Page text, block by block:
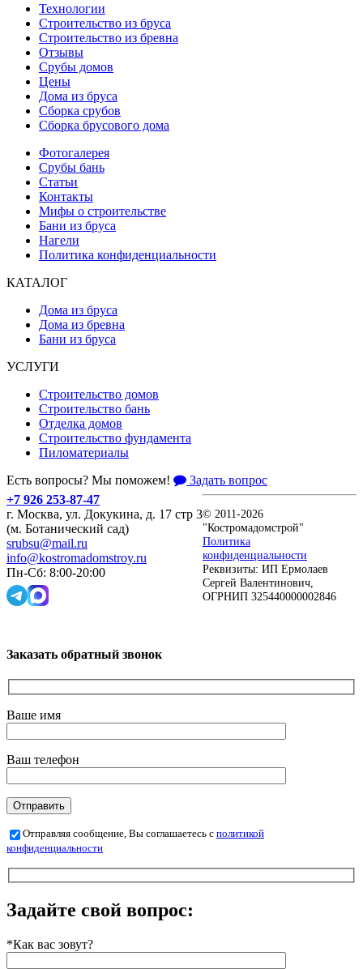
Технологии
Строительство из бруса
Строительство из бревна
Отзывы
Срубы домов
Цены
Дома из бруса
Сборка срубов
Сборка брусового дома
Фотогалерея
Срубы бань
Статьи
Контакты
Мифы о строительстве
Бани из бруса
Нагели
Политика конфиденциальности
КАТАЛОГ
Дома из бруса
Дома из бревна
Бани из бруса
УСЛУГИ
Строительство домов
Строительство бань
Отделка домов
Строительство фундамента
Пиломатериалы
Есть вопросы? Мы поможем!
Задать вопрос
+7 926 253-87-47
г. Москва, ул. Докукина, д. 17 стр 3
(м. Ботанический сад)
srubsu@mail.ru
info@kostromadomstroy.ru
Пн-Сб: 8:00-20:00
© 2011-2026
"Костромадомстрой"
Политика
конфиденциальности
Реквизиты: ИП Ермолаев
Сергей Валентинович,
ОГРНИП 325440000002846
Заказать обратный звонок
Ваше имя
Ваш телефон
Отправляя сообщение, Вы соглашаетесь с политикой
конфиденциальности
Задайте свой вопрос:
*Как вас зовут?